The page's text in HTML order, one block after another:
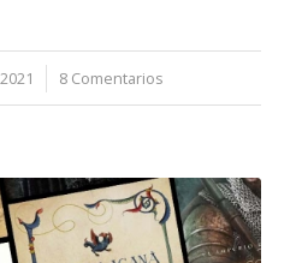
8 Comentarios